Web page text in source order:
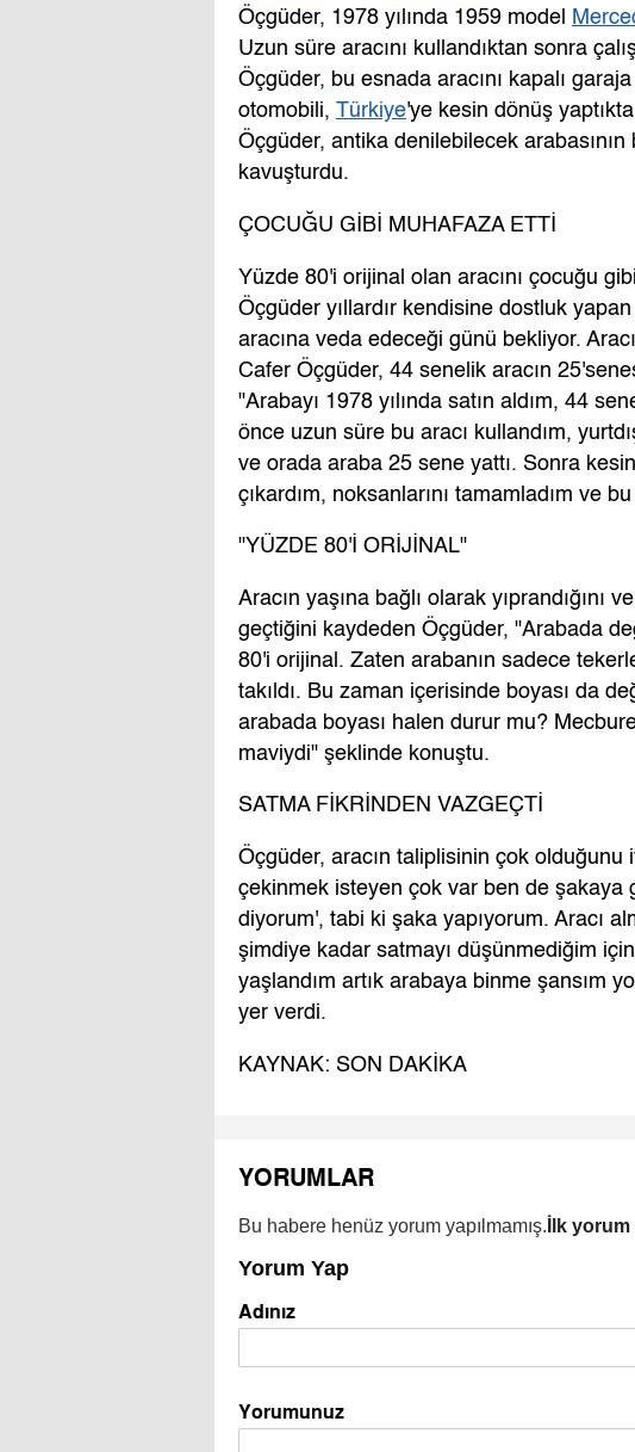
Öçgüder, 1978 yılında 1959 model
Uzun süre aracını kullandıktan sonra
Öçgüder, bu esnada aracını kapalı garaja
otomobili,
Türkiye'ye kesin dönüş
Öçgüder, antika denilebilecek arabasının
kavuşturdu.
ÇOCUĞU GİBİ MUHAFAZA ETTİ
Yüzde 80'i orijinal olan aracını çocuğu
Öçgüder yıllardır kendisine dostluk yapan
aracına veda edeceği günü bekliyor.
Cafer Öçgüder, 44 senelik aracın
"Arabayı 1978 yılında satın aldım, 44
önce uzun süre bu aracı kullandım,
ve orada araba 25 sene yattı. Sonra
çıkardım, noksanlarını tamamladım ve
"YÜZDE 80'İ ORİJİNAL"
Aracın yaşına bağlı olarak yıprandığını
geçtiğini kaydeden Öçgüder, "Arabada
80'i orijinal. Zaten arabanın sadece
takıldı. Bu zaman içerisinde boyası da
arabada boyası halen durur mu?
maviydi" şeklinde konuştu.
SATMA FİKRİNDEN VAZGEÇTİ
Öçgüder, aracın taliplisinin çok
çekinmek isteyen çok var ben de şakaya
diyorum', tabi ki şaka yapıyorum. Aracı
şimdiye kadar satmayı düşünmediğim
yaşlandım artık arabaya binme şansım
yer verdi.
KAYNAK: SON DAKİKA
YORUMLAR
Bu habere henüz yorum yapılmamış. İlk
Yorum Yap
Adınız
Yorumunuz